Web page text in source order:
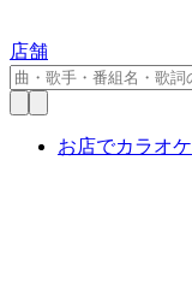
店舗
お店でカラオケ